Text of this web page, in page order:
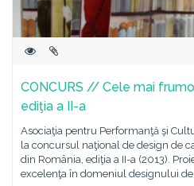
CONCURS // Cele mai
ediţia a II-a
Asociaţia pentru Performanţă şi
la concursul naţional de design de
din România, ediţia a II-a (2013).
excelenţa în domeniul designului